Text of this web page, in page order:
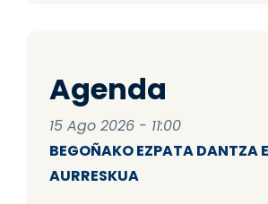
Agenda
15 Ago 2026 - 11:00
BEGOÑAKO EZPATA DANTZA
AURRESKUA